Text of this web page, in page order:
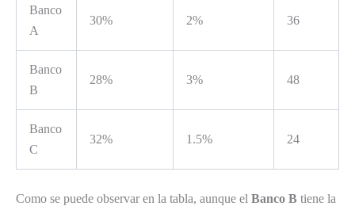
Banco
A
30% 2% 36
Banco
B
28% 3% 48
Banco
C
32% 1.5% 24
Como se puede observar en la tabla, aunque el Banco B tiene la